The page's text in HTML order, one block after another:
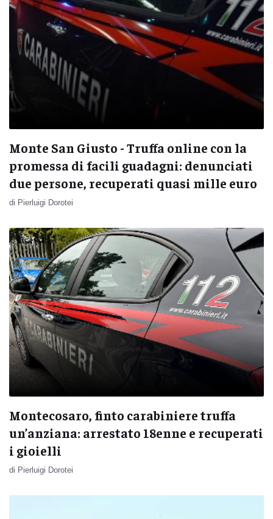
Monte San Giusto - Truffa online con la
promessa di facili guadagni: denunciati
due persone, recuperati quasi mille euro
di Pierluigi Dorotei
Montecosaro, finto carabiniere truffa
un’anziana: arrestato 18enne e recuperati
i gioielli
di Pierluigi Dorotei